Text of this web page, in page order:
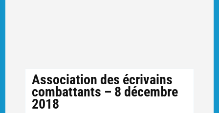
Association des écrivains
combattants – 8 décembre
2018